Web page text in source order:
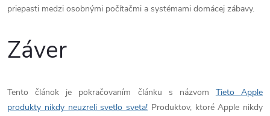
priepasti medzi osobnými počítačmi a systémami domácej zábavy.
Záver
Tento článok je pokračovaním článku s názvom Tieto Apple
produkty nikdy neuzreli svetlo sveta! Produktov, ktoré Apple nikdy